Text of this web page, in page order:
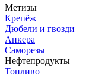
Метизы
Крепёж
Дюбели и гвозди
Анкера
Саморезы
Нефтепродукты
Топливо